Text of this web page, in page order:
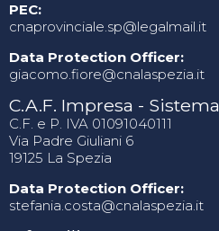
PEC:
cnaprovinciale.sp@legalmail.it
Data Protection Officer:
giacomo.fiore@cnalaspezia.it
C.A.F. Impresa -
C.F. e P. IVA 01091040111
Via Padre Giuliani 6
19125 La Spezia
Data Protection Officer:
stefania.costa@cnalaspezia.it